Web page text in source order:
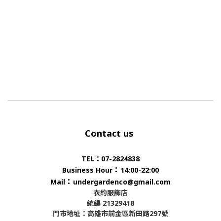
Contact us
TEL：07-2824838
Business Hour ： 14:00-22:00
Mail ： undergardenco@gmail.com
衣約服飾店
統編 21329418
門市地址：高雄市前金區新田路297號